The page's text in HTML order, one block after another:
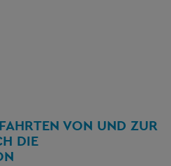
VON UND ZUR
DIE